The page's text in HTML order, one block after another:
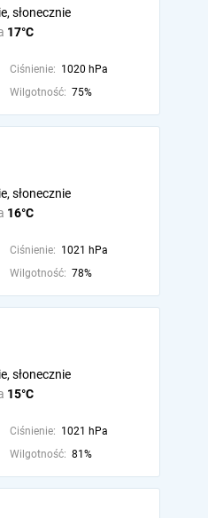
17°C
słonecznie
Ciśnienie: 1020 hPa
Wilgotność: 75%
16°C
słonecznie
Ciśnienie: 1021 hPa
Wilgotność: 78%
15°C
słonecznie
Ciśnienie: 1021 hPa
Wilgotność: 81%